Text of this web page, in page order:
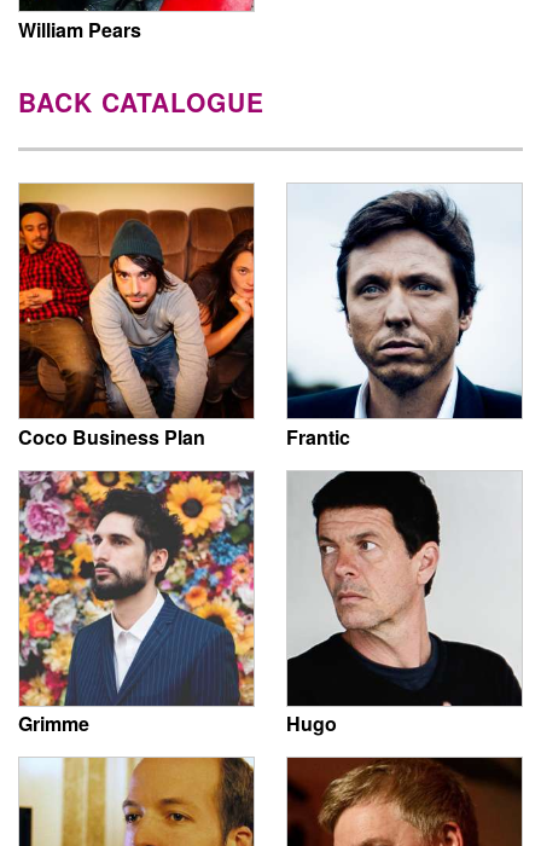
William Pears
BACK CATALOGUE
Coco Business Plan Frantic
Grimme Hugo